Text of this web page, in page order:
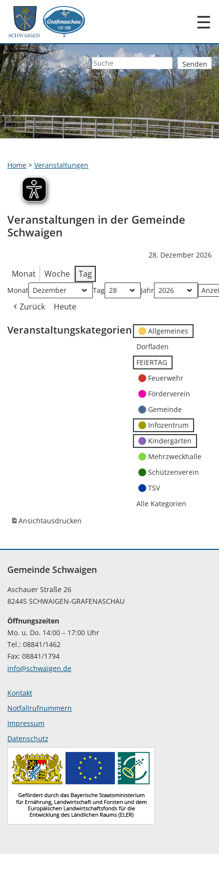
☰
Home > Veranstaltungen
Veranstaltungen in der Gemeinde
Schwaigen
28. Dezember 2026
Monat Woche Tag
Monat Tag Jahr
Zurück Heute
Veranstaltungskategorien
Allgemeines
Dorfladen
FEIERTAG
Feuerwehr
Förderverein
Gemeinde
Infozentrum
Kindergärten
Mehrzweckhalle
Schützenverein
TSV
Alle Kategorien
Ansichtausdrucken
Gemeinde Schwaigen
Aschauer Straße 26
82445 SCHWAIGEN-GRAFENASCHAU
Öffnungszeiten
Mo. u. Do. 14:00 – 17:00 Uhr
Tel.: 08841/1462
Fax: 08841/1794
info@schwaigen.de
Kontakt
Notfallrufnummern
Impressum
Datenschutz